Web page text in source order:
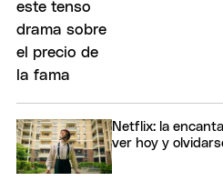
Netflix: la
ver hoy y